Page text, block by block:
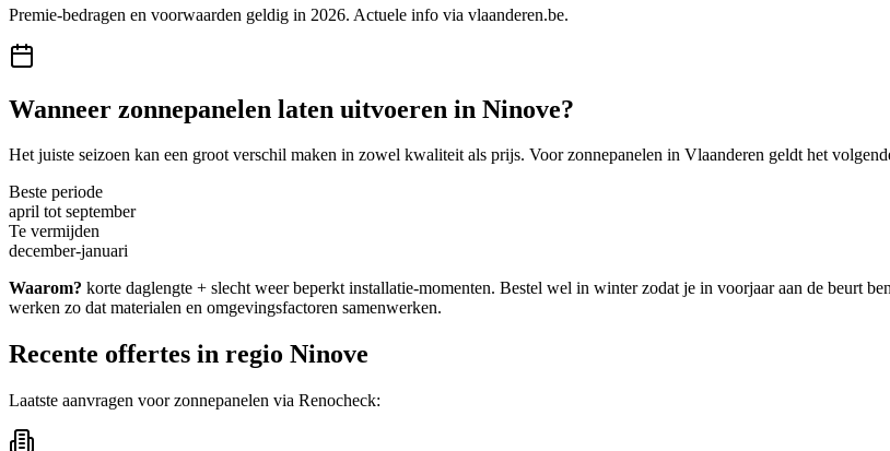
Premie-bedragen en voorwaarden geldig in 2026. Actuele info via vlaanderen.be.
Wanneer zonnepanelen laten uitvoeren in Ninove?
Het juiste seizoen kan een groot verschil maken in zowel kwaliteit als prijs. Voorzonnepanelen in Vlaanderen geldt het
Beste periode
april tot september
Te vermijden
december-januari
Waarom? korte daglengte + slecht weer beperkt installatie-momenten. Bestel wel in winter zodat je in voorjaar aan de beurt
werken zo dat materialen en omgevingsfactoren samenwerken.
Recente offertes in regio Ninove
Laatste aanvragen voorzonnepanelen via Renocheck: